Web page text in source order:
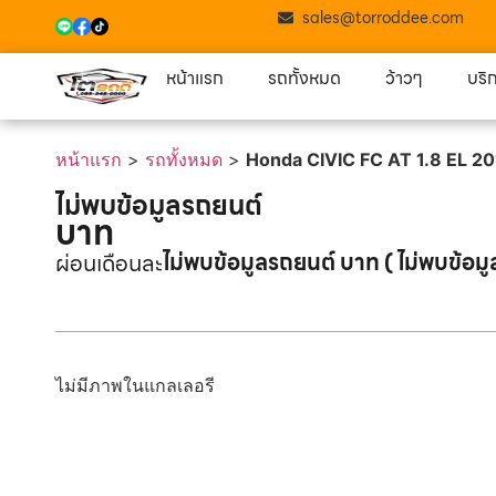
sales@torroddee.com
หน้าแรก รถทั้งหมด ว้าวๆ บริ
หน้าแรก > รถทั้งหมด > Honda CIVIC FC AT 1.8 EL
ไม่พบข้อมูลรถยนต์
บาท
ผ่อนเดือนละไม่พบข้อมูลรถยนต์ บาท ( ไม่พบข้อ
ไม่มีภาพในแกลเลอรี